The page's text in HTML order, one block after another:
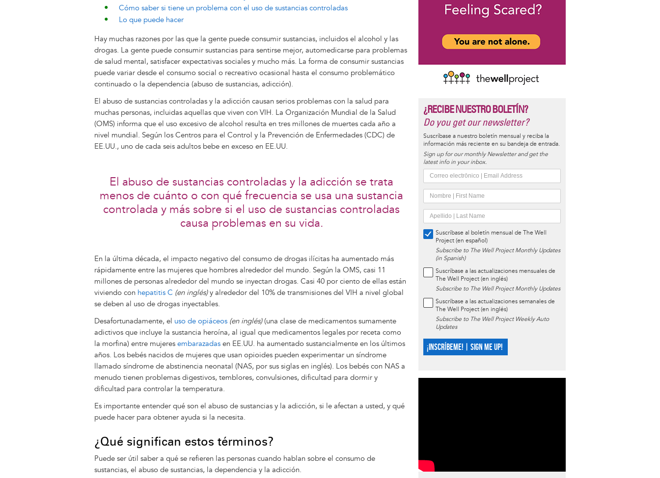
Cómo saber si tiene un problema con el uso de sustancias controladas
Lo que puede hacer
Hay muchas razones por las que la gente puede consumir sustancias, incluidos el alcohol y las
drogas. La gente puede consumir sustancias para sentirse mejor, automedicarse para problemas
de salud mental, satisfacer expectativas sociales y mucho más. La forma de consumir sustancias
puede variar desde el consumo social o recreativo ocasional hasta el consumo problemático
continuado o la dependencia (abuso de sustancias, adicción).
El abuso de sustancias controladas y la adicción causan serios problemas con la salud para
muchas personas, incluidas aquellas que viven con VIH. La Organización Mundial de la Salud
(OMS) informa que el uso excesivo de alcohol resulta en tres millones de muertes cada año a
nivel mundial. Según los Centros para el Control y la Prevención de Enfermedades (CDC) de
EE.UU., uno de cada seis adultos bebe en exceso en EE.UU.
El abuso de sustancias controladas y la adicción se trata
menos de cuánto o con qué frecuencia se usa una sustancia
controlada y más sobre si el uso de sustancias controladas
causa problemas en su vida.
En la última década, el impacto negativo del consumo de drogas ilícitas ha aumentado más
rápidamente entre las mujeres que hombres alrededor del mundo. Según la OMS, casi 11
millones de personas alrededor del mundo se inyectan drogas. Casi 40 por ciento de ellas están
viviendo con hepatitis C (en inglés)y alrededor del 10% de transmisiones del VIH a nivel global
se deben al uso de drogas inyectables.
Desafortunadamente, el uso de opiáceos (en inglés)(una clase de medicamentos sumamente
adictivos que incluye la sustancia heroína, al igual que medicamentos legales por receta como
la morfina) entre mujeres embarazadas en EE.UU. ha aumentado sustancialmente en los últimos
años. Los bebés nacidos de mujeres que usan opioides pueden experimentar un síndrome
llamado síndrome de abstinencia neonatal (NAS, por sus siglas en inglés). Los bebés con NAS a
menudo tienen problemas digestivos, temblores, convulsiones, dificultad para dormir y
dificultad para controlar la temperatura.
Es importante entender qué son el abuso de sustancias y la adicción, si le afectan a usted, y qué
puede hacer para obtener ayuda si la necesita.
¿Qué significan estos términos?
Puede ser útil saber a qué se refieren las personas cuando hablan sobre el consumo de
sustancias, el abuso de sustancias, la dependencia y la adicción.
¿RECIBE NUESTRO BOLETÍN?
Do you get our newsletter?
Suscríbase a nuestro boletín mensual y reciba la
información más reciente en su bandeja de entrada.
Sign up for our monthly Newsletter and get the
latest info in your inbox.
Suscríbase al boletín mensual de The Well
Project (en español)
Subscribe to The Well Project Monthly Updates
(in Spanish)
Suscríbase a las actualizaciones mensuales de
The Well Project (en inglés)
Subscribe to The Well Project Monthly Updates
Suscríbase a las actualizaciones semanales de
The Well Project (en inglés)
Subscribe to The Well Project Weekly Auto
Updates
¡INSCRÍBEME! | SIGN ME UP!